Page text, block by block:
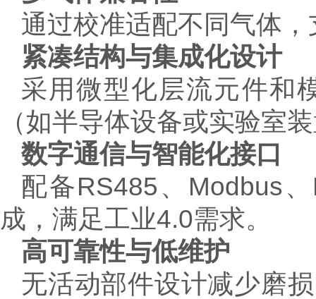
通过校准适配不同气体
紧凑结构与集成化设计
采用微型化层流元件和
（如半导体设备或实验室
数字通信与智能化接口
配备RS485、Modbus
成，满足工业4.0需求。
高可靠性与低维护
无活动部件设计减少磨